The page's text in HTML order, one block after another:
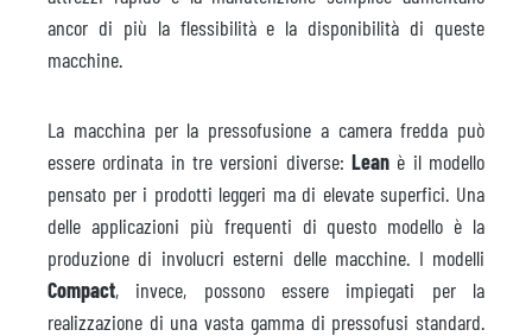
ancor di più la flessibilità e la disponibilità di queste
macchine.
La macchina per la pressofusione a camera fredda può
essere ordinata in tre versioni diverse: Lean è il modello
pensato per i prodotti leggeri ma di elevate superfici. Una
delle applicazioni più frequenti di questo modello è la
produzione di involucri esterni delle macchine. I modelli
Compact, invece, possono essere impiegati per la
realizzazione di una vasta gamma di pressofusi standard.